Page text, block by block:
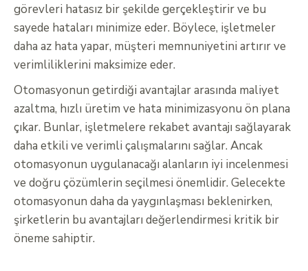
görevleri hatasız bir şekilde gerçekleştirir ve bu
sayede hataları minimize eder. Böylece, işletmeler
daha az hata yapar, müşteri memnuniyetini artırır ve
verimliliklerini maksimize eder.
Otomasyonun getirdiği avantajlar arasında maliyet
azaltma, hızlı üretim ve hata minimizasyonu ön plana
çıkar. Bunlar, işletmelere rekabet avantajı sağlayarak
daha etkili ve verimli çalışmalarını sağlar. Ancak
otomasyonun uygulanacağı alanların iyi incelenmesi
ve doğru çözümlerin seçilmesi önemlidir. Gelecekte
otomasyonun daha da yaygınlaşması beklenirken,
şirketlerin bu avantajları değerlendirmesi kritik bir
öneme sahiptir.